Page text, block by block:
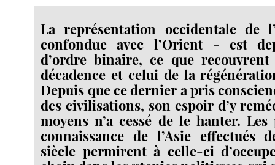
La représentation occidentale de
confondue avec l’Orient - est
d’ordre binaire, ce que
décadence et celui de la
Depuis que ce dernier a pris
des civilisations, son espoir d’y
moyens n’a cessé de le hanter.
connaissance de l’Asie effectués
siècle permirent à celle-ci